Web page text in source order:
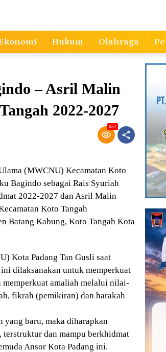
Hukum Olahraga
– Asril Malin
2022-2027
652
(MWCNU) Kecamatan Koto
Bagindo sebagai Rais Syuriah
2022-2027 dan Asril Malin
Koto Tangah
Batang Kabung, Koto Tangah Kota
Kota Padang Tan Gusli saat
dilaksanakan untuk memperkuat
amaliah melalui nilai-
fikrah (pemikiran) dan harakah
yang baru, maka diharapkan
dan mampu berkhidmat
Ansor Kota Padang ini.